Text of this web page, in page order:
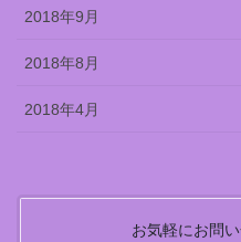
2018年9月
2018年8月
2018年4月
お気軽にお問